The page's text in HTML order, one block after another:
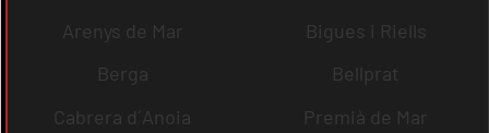
Arenys de Mar
Bigues i Riells
Berga
Bellprat
Cabrera d´Anoia
Premià de Mar